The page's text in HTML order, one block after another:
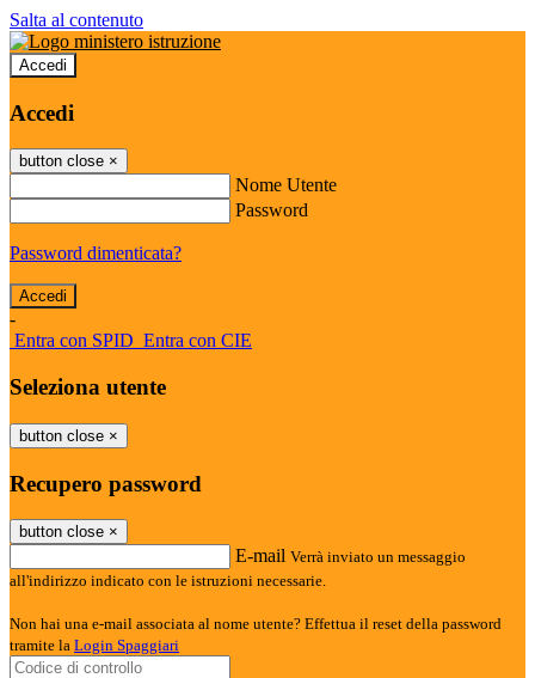
Salta al contenuto
Accedi
Accedi
button close ×
Nome Utente
Password
Password dimenticata?
-
Entra con SPID Entra con CIE
Seleziona utente
button close ×
Recupero password
button close ×
E-mail Verrà inviato un messaggio
all'indirizzo indicato con le istruzioni necessarie.
Non hai una e-mail associata al nome utente? Effettua il reset della password
tramite la Login Spaggiari